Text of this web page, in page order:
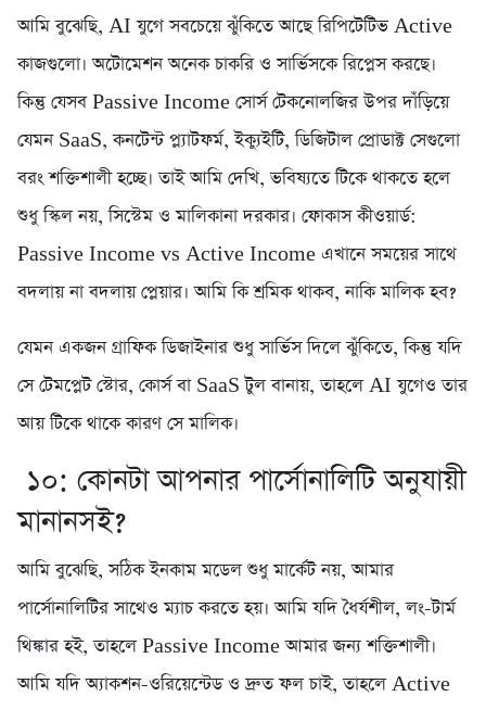
আমি বুঝেছি, AI যুগে সবচেয়ে ঝুঁকিতে আছে রিপিটেটিভ Active
কাজগুলো। অটোমেশন অনেক চাকরি ও সার্ভিসকে রিপ্লেস করছে।
কিন্তু যেসব Passive Income সোর্স টেকনোলজির উপর দাঁড়িয়ে
যেমন SaaS, কনটেন্ট প্ল্যাটফর্ম, ইক্যুইটি, ডিজিটাল প্রোডাক্ট সেগুলো
বরং শক্তিশালী হচ্ছে। তাই আমি দেখি, ভবিষ্যতে টিকে থাকতে হলে
শুধু স্কিল নয়, সিস্টেম ও মালিকানা দরকার। ফোকাস কীওয়ার্ড:
Passive Income vs Active Income এখানে সময়ের সাথে
বদলায় না বদলায় প্লেয়ার। আমি কি শ্রমিক থাকব, নাকি মালিক হব?
যেমন একজন গ্রাফিক ডিজাইনার শুধু সার্ভিস দিলে ঝুঁকিতে, কিন্তু যদি
সে টেমপ্লেট স্টোর, কোর্স বা SaaS টুল বানায়, তাহলে AI যুগেও তার
আয় টিকে থাকে কারণ সে মালিক।
১০: কোনটা আপনার পার্সোনালিটি অনুযায়ী
মানানসই?
আমি বুঝেছি, সঠিক ইনকাম মডেল শুধু মার্কেট নয়, আমার
পার্সোনালিটির সাথেও ম্যাচ করতে হয়। আমি যদি ধৈর্যশীল, লং-টার্ম
থিঙ্কার হই, তাহলে Passive Income আমার জন্য শক্তিশালী।
আমি যদি অ্যাকশন-ওরিয়েন্টেড ও দ্রুত ফল চাই, তাহলে Active